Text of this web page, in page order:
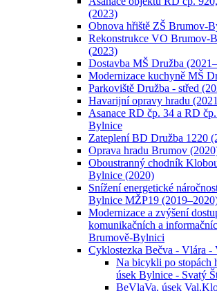
(2023)
Obnova hřiště ZŠ Brumov-
Rekonstrukce VO Brumov-
(2023)
Dostavba MŠ Družba
Modernizace kuchyně MŠ
Parkoviště Družba - střed
Havarijní opravy hradu
Asanace RD čp. 34 a RD
Bylnice
Zateplení BD Družba 1220
Oprava hradu Brumov
Oboustranný chodník
Bylnice (2020)
Snížení energetické
Bylnice MŽP19
Modernizace a zvýšení
komunikačních a
Brumově-Bylnici
Cyklostezka Bečva - Vlára -
Na bicykli po stopách
úsek Bylnice - Svatý
BeVlaVa, úsek